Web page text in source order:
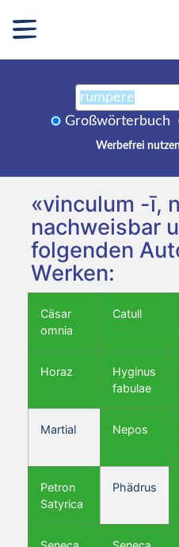
Großwörterbuch
Werbefrei
«vinculum -ī,
nachweisbar
folgenden
Werken:
Cäsar
omnia
Catull
Horaz
Hyginus
fabulae
Martial Nepos
Petron
Satyrica
Phädrus